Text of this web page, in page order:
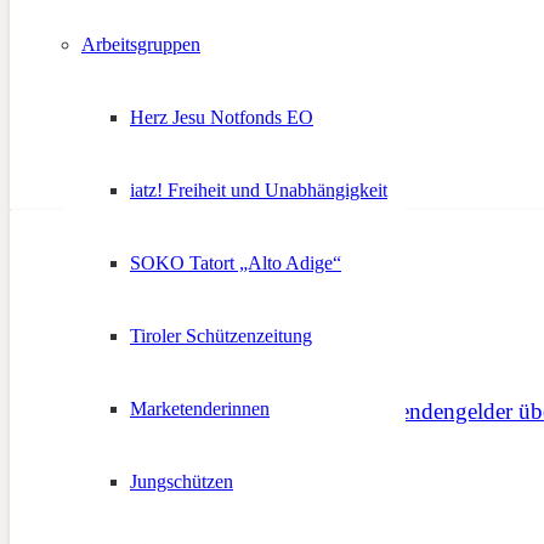
Arbeitsgruppen
Herz Jesu Notfonds EO
iatz! Freiheit und Unabhängigkeit
SOKO Tatort „Alto Adige“
Tiroler Schützenzeitung
Marketenderinnen
Jungschützen
Tirol in Not – Erste Spendengelder